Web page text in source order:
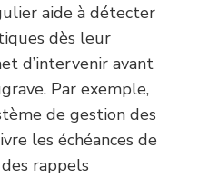
aide à détecter
dès leur
d’intervenir avant
Par exemple,
de gestion des
les échéances de
rappels